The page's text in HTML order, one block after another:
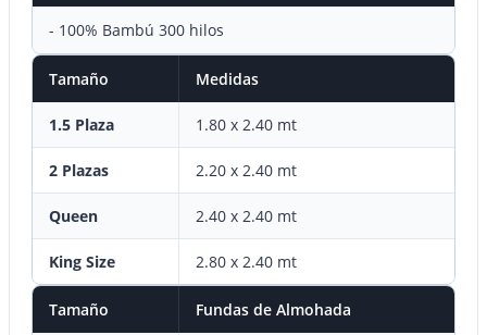
- 100% Bambú 300 hilos
Tamaño Medidas
1.5 Plaza 1.80 x 2.40 mt
2 Plazas 2.20 x 2.40 mt
Queen 2.40 x 2.40 mt
King Size 2.80 x 2.40 mt
Tamaño Fundas de Almohada